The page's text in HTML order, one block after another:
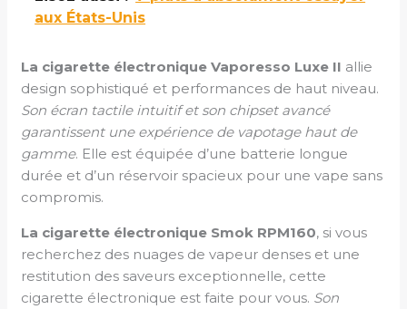
aux États-Unis
La cigarette électronique Vaporesso Luxe II allie
design sophistiqué et performances de haut niveau.
Son écran tactile intuitif et son chipset avancé
garantissent une expérience de vapotage haut de
gamme. Elle est équipée d’une batterie longue
durée et d’un réservoir spacieux pour une vape sans
compromis.
La cigarette électronique Smok RPM160, si vous
recherchez des nuages de vapeur denses et une
restitution des saveurs exceptionnelle, cette
cigarette électronique est faite pour vous. Son